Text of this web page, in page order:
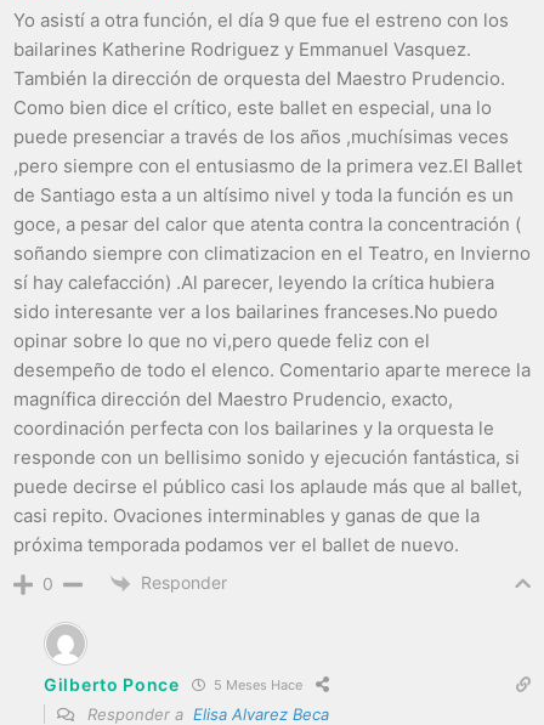
Yo asistí a otra función, el día 9 que fue el estreno con los
bailarines Katherine Rodriguez y Emmanuel Vasquez.
También la dirección de orquesta del Maestro Prudencio.
Como bien dice el crítico, este ballet en especial, una lo
puede presenciar a través de los años ,muchísimas veces
,pero siempre con el entusiasmo de la primera vez.El Ballet
de Santiago esta a un altísimo nivel y toda la función es un
goce, a pesar del calor que atenta contra la concentración (
soñando siempre con climatizacion en el Teatro, en Invierno
sí hay calefacción) .Al parecer, leyendo la crítica hubiera
sido interesante ver a los bailarines franceses.No puedo
opinar sobre lo que no vi,pero quede feliz con el
desempeño de todo el elenco. Comentario aparte merece la
magnífica dirección del Maestro Prudencio, exacto,
coordinación perfecta con los bailarines y la orquesta le
responde con un bellisimo sonido y ejecución fantástica, si
puede decirse el público casi los aplaude más que al ballet,
casi repito. Ovaciones interminables y ganas de que la
próxima temporada podamos ver el ballet de nuevo.
0 Responder
Gilberto Ponce 5 Meses Hace
Responder a Elisa Alvarez Beca